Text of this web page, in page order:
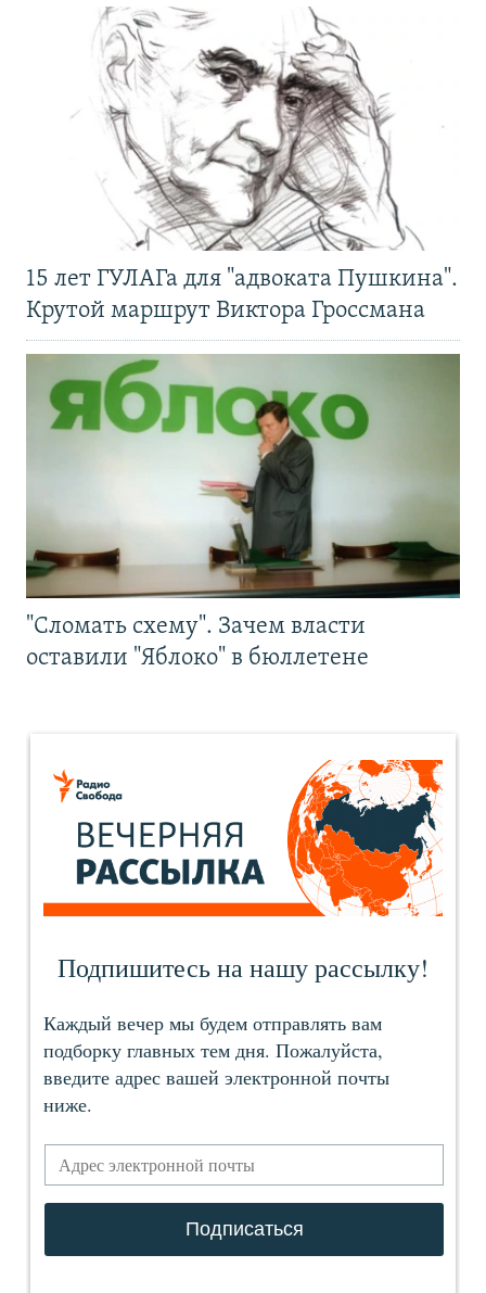
15 лет ГУЛАГа для "адвоката Пушкина".
Крутой маршрут Виктора Гроссмана
"Сломать схему". Зачем власти
оставили "Яблоко" в бюллетене